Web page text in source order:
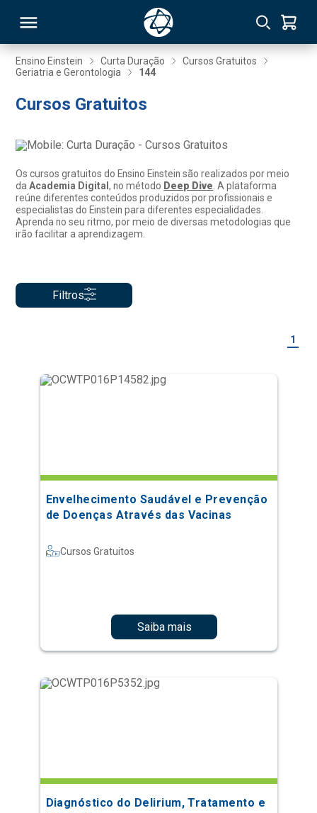
Ensino Einstein Curta Duração
Cursos Gratuitos
Geriatria e Gerontologia
144
Cursos Gratuitos
Os cursos gratuitos do Ensino Einstein são realizados por meio
daAcademia Digital, no método Deep Dive . A plataforma
reúne diferentes conteúdos produzidos por profissionais e
especialistas do Einstein para diferentes especialidades.
Aprenda no seu ritmo, por meio de diversas metodologias que
irão facilitar a aprendizagem.
Filtros
1
Envelhecimento Saudável e Prevenção
de Doenças Através das Vacinas
Cursos Gratuitos
Saiba mais
Diagnóstico do Delirium, Tratamento e